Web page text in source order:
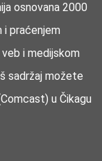
osnovana 2000
i praćenjem
i medijskom
sadržaj možete
u Čikagu